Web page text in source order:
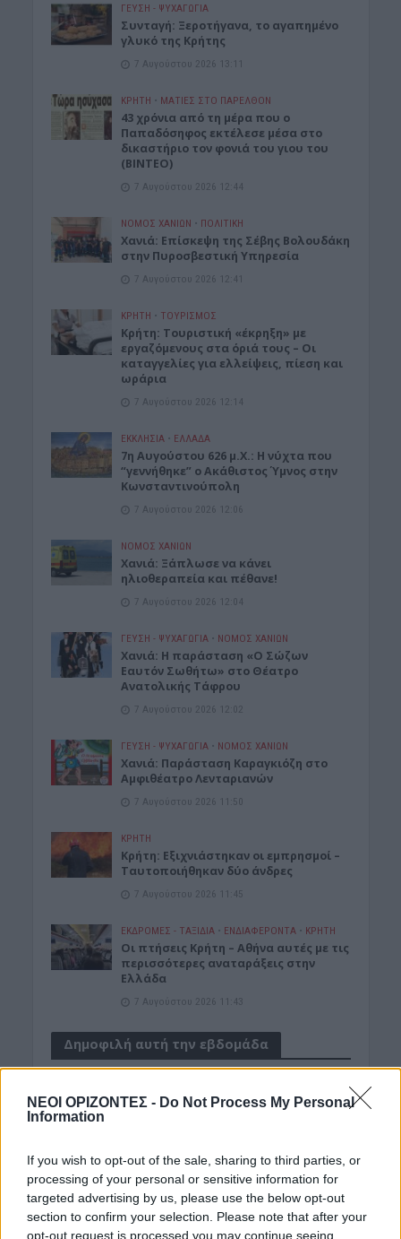
ΝΕΟΙ ΟΡΙΖΟΝΤΕΣ - Do Not Process My Personal
Information
If you wish to opt-out of the sale, sharing to third parties, or
processing of your personal or sensitive information for
targeted advertising by us, please use the below opt-out
section to confirm your selection. Please note that after your
opt-out request is processed you may continue seeing
ΓΕΎΣΗ - ΨΥΧΑΓΩΓΊΑ
Συνταγή: Ξεροτήγανα, το αγαπημένο
γλυκό της Κρήτης
7 Αυγούστου 2026 13:11
ΚΡΗΤΗ • ΜΑΤΙΕΣ ΣΤΟ ΠΑΡΕΛΘΟΝ
43 χρόνια από τη μέρα που ο
Παπαδόσηφος εκτέλεσε μέσα στο
δικαστήριο τον φονιά του γιου του
(ΒΙΝΤΕΟ)
7 Αυγούστου 2026 12:44
ΝΟΜΌΣ ΧΑΝΊΩΝ • ΠΟΛΙΤΙΚΗ
Xανιά: Επίσκεψη της Σέβης Βολουδάκη
στην Πυροσβεστική Υπηρεσία
7 Αυγούστου 2026 12:41
ΚΡΗΤΗ • ΤΟΥΡΙΣΜΟΣ
Κρήτη: Τουριστική «έκρηξη» με
εργαζόμενους στα όριά τους – Οι
καταγγελίες για ελλείψεις, πίεση και
ωράρια
7 Αυγούστου 2026 12:14
ΕΚΚΛΗΣΙΑ • ΕΛΛΑΔΑ
7η Αυγούστου 626 μ.Χ.: Η νύχτα που
“γεννήθηκε” ο Ακάθιστος Ύμνος στην
Κωνσταντινούπολη
7 Αυγούστου 2026 12:06
ΝΟΜΌΣ ΧΑΝΊΩΝ
Χανιά: Ξάπλωσε να κάνει
ηλιοθεραπεία και πέθανε!
7 Αυγούστου 2026 12:04
ΓΕΎΣΗ - ΨΥΧΑΓΩΓΊΑ • ΝΟΜΌΣ ΧΑΝΊΩΝ
Χανιά: Η παράσταση «Ο Σώζων
Εαυτόν Σωθήτω» στο Θέατρο
Ανατολικής Τάφρου
7 Αυγούστου 2026 12:02
ΓΕΎΣΗ - ΨΥΧΑΓΩΓΊΑ • ΝΟΜΌΣ ΧΑΝΊΩΝ
Xανιά: Παράσταση Καραγκιόζη στο
Αμφιθέατρο Λενταριανών
7 Αυγούστου 2026 11:50
ΚΡΗΤΗ
Κρήτη: Εξιχνιάστηκαν οι εμπρησμοί –
Ταυτοποιήθηκαν δύο άνδρες
7 Αυγούστου 2026 11:45
ΕΚΔΡΟΜΈΣ - ΤΑΞΊΔΙΑ • ΕΝΔΙΑΦΕΡΟΝΤΑ • ΚΡΗΤΗ
Οι πτήσεις Κρήτη – Αθήνα αυτές με τις
περισσότερες αναταράξεις στην
Ελλάδα
7 Αυγούστου 2026 11:43
Δημοφιλή αυτή την εβδομάδα